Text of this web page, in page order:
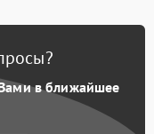
Подробнее →
в ближайшее